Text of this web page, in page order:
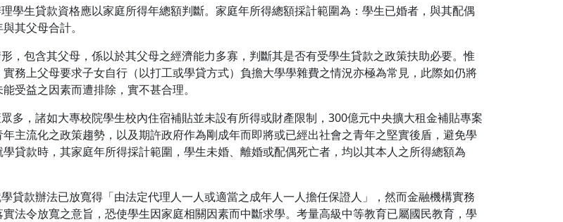
學生貸款資格應以家庭所得年總額判斷。家庭年所得總額採計範圍為：學生已婚者，與其配偶
其父母合計。
，包含其父母，係以於其父母之經濟能力多寡，判斷其是否有受學生貸款之政策扶助必要。惟
務上父母要求子女自行（以打工或學貸方式）負擔大學學雜費之情況亦極為常見，此際如仍將
受益之因素而遭排除，實不甚合理。
多，諸如大專校院學生校內住宿補貼並未設有所得或財產限制，300億元中央擴大租金補貼專案
主流化之政策趨勢，以及期許政府作為剛成年而即將或已經出社會之青年之堅實後盾，避免學
貸款時，其家庭年所得採計範圍，學生未婚、離婚或配偶死亡者，均以其本人之所得總額為
貸款辦法已放寬得「由法定代理人一人或適當之成年人一人擔任保證人」，然而金融機構實務
法令放寬之意旨，恐使學生因家庭相關因素而中斷求學。考量高級中等教育已屬國民教育，學